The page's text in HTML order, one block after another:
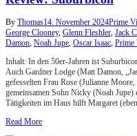
By Thomas14. November 2024Prime
George Clooney, Glenn Fleshler, Jack
Damon, Noah Jupe, Oscar Isaac, Prime
Inhalt: In den 50er-Jahren ist
Auch Gardner Lodge (Matt Damon,
gefesselten Frau Rose (Julianne
gemeinsamen Sohn Nicky (Noah
Tätigkeiten im Haus hilft Margaret
Read More